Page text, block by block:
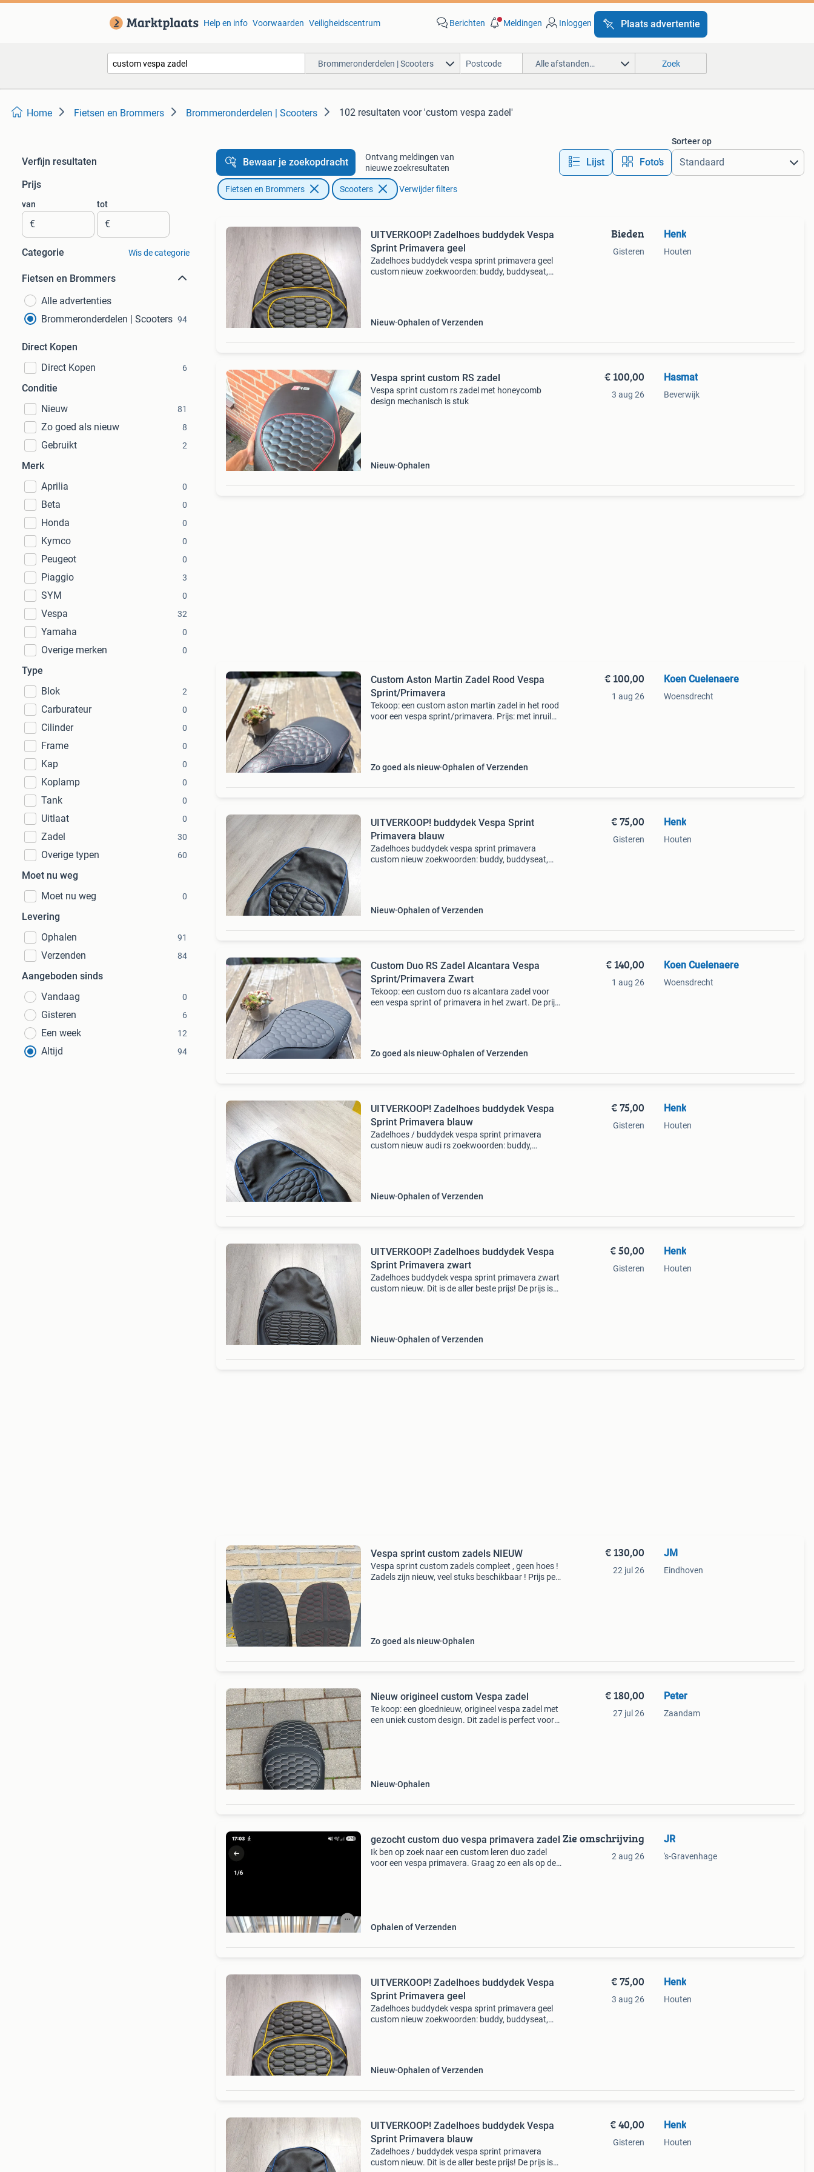
Help en info Voorwaarden Veiligheidscentrum Berichten Meldingen Inloggen Plaats advertentie
Brommeronderdelen | Scooters Alle afstanden… Zoek
Home Fietsen en Brommers Brommeronderdelen | Scooters 102 resultaten voor 'custom vespa zadel'
Verfijn resultaten
Prijs
van
€
tot
€
Categorie Wis de categorie
Fietsen en Brommers
Alle advertenties
Brommeronderdelen | Scooters 94
Direct Kopen
Direct Kopen
6
Conditie
Nieuw
81
Zo goed als nieuw 8
Gebruikt 2
Merk
Aprilia
0
Beta 0
Honda 0
Kymco 0
Peugeot 0
Piaggio 3
SYM 0
Vespa 32
Yamaha 0
Overige merken 0
Type
Blok
2
Carburateur 0
Cilinder 0
Frame 0
Kap 0
Koplamp 0
Tank 0
Uitlaat 0
Zadel 30
Overige typen 60
Moet nu weg
Moet nu weg
0
Levering
Ophalen
91
Verzenden 84
Aangeboden sinds
Vandaag
0
Gisteren 6
Een week 12
Altijd 94
Bewaar je zoekopdracht
Ontvang meldingen van
nieuwe zoekresultaten
Lijst Foto’s
Sorteer op
Fietsen en Brommers Scooters Verwijder filters
UITVERKOOP! Zadelhoes buddydek Vespa
Sprint Primavera geel
Zadelhoes buddydek vespa sprint primavera geel
custom nieuw zoekwoorden: buddy, buddyseat,
Nieuw Ophalen of Verzenden
Bieden
Gisteren
Henk
Houten
Vespa sprint custom RS zadel
Vespa sprint custom rs zadel met honeycomb
design mechanisch is stuk
Nieuw Ophalen
€ 100,00
3 aug 26
Hasmat
Beverwijk
Custom Aston Martin Zadel Rood Vespa
Sprint/Primavera
Tekoop: een custom aston martin zadel in het rood
voor een vespa sprint/primavera. Prijs: met inruil
Zo goed als nieuw Ophalen of Verzenden
€ 100,00
1 aug 26
Koen Cuelenaere
Woensdrecht
UITVERKOOP! buddydek Vespa Sprint
Primavera blauw
Zadelhoes buddydek vespa sprint primavera
custom nieuw zoekwoorden: buddy, buddyseat,
Nieuw Ophalen of Verzenden
€ 75,00
Gisteren
Henk
Houten
Custom Duo RS Zadel Alcantara Vespa
Sprint/Primavera Zwart
Tekoop: een custom duo rs alcantara zadel voor
een vespa sprint of primavera in het zwart. De prijs
Zo goed als nieuw Ophalen of Verzenden
€ 140,00
1 aug 26
Koen Cuelenaere
Woensdrecht
UITVERKOOP! Zadelhoes buddydek Vespa
Sprint Primavera blauw
Zadelhoes / buddydek vespa sprint primavera
custom nieuw audi rs zoekwoorden: buddy,
Nieuw Ophalen of Verzenden
€ 75,00
Gisteren
Henk
Houten
UITVERKOOP! Zadelhoes buddydek Vespa
Sprint Primavera zwart
Zadelhoes buddydek vespa sprint primavera zwart
custom nieuw. Dit is de aller beste prijs! De prijs is
Nieuw Ophalen of Verzenden
€ 50,00
Gisteren
Henk
Houten
Vespa sprint custom zadels NIEUW
Vespa sprint custom zadels compleet , geen hoes !
Zadels zijn nieuw, veel stuks beschikbaar ! Prijs per
Zo goed als nieuw Ophalen
€ 130,00
22 jul 26
JM
Eindhoven
Nieuw origineel custom Vespa zadel
Te koop: een gloednieuw, origineel vespa zadel met
een uniek custom design. Dit zadel is perfect voor
Nieuw Ophalen
€ 180,00
27 jul 26
Peter
Zaandam
gezocht custom duo vespa primavera zadel
Ik ben op zoek naar een custom leren duo zadel
voor een vespa primavera. Graag zo een als op de
Ophalen of Verzenden
Zie omschrijving
2 aug 26
JR
's-Gravenhage
UITVERKOOP! Zadelhoes buddydek Vespa
Sprint Primavera geel
Zadelhoes buddydek vespa sprint primavera geel
custom nieuw zoekwoorden: buddy, buddyseat,
Nieuw Ophalen of Verzenden
€ 75,00
3 aug 26
Henk
Houten
UITVERKOOP! Zadelhoes buddydek Vespa
Sprint Primavera blauw
Zadelhoes / buddydek vespa sprint primavera
custom nieuw. Dit is de aller beste prijs! De prijs is
€ 40,00
Gisteren
Henk
Houten